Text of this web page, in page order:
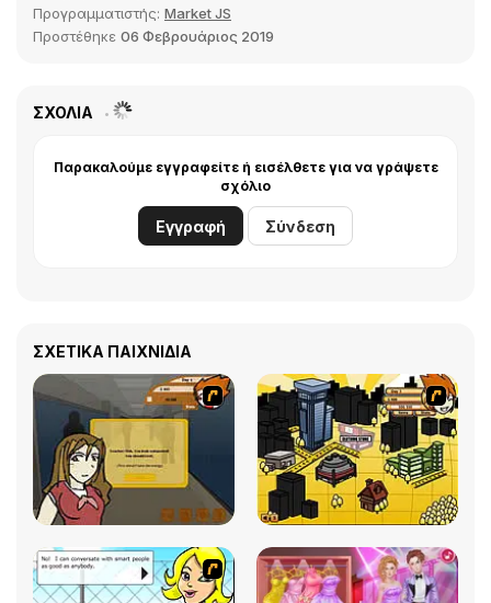
Προγραμματιστής: Market JS
Προστέθηκε 06 Φεβρουάριος 2019
ΣΧΌΛΙΑ
Παρακαλούμε εγγραφείτε ή εισέλθετε για να γράψετε
σχόλιο
Εγγραφή Σύνδεση
ΣΧΕΤΙΚΆ ΠΑΙΧΝΊΔΙΑ